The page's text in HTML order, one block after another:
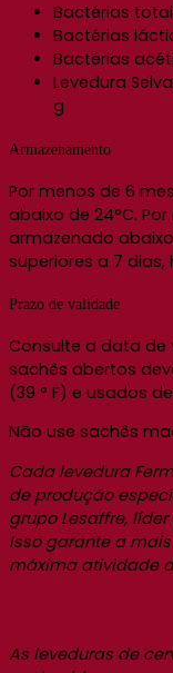
Bactérias
Bactérias
Bactérias
Levedura
g
Armazenamento
Por menos de 6
abaixo de 24°C.
armazenado
superiores a 7
Prazo de validade
Consulte a data de
sachês abertos
(39 ° F) e usados
Não use sachês
Cada levedura
de produção
grupo Lesaffre,
Isso garante a
máxima atividade
As leveduras de